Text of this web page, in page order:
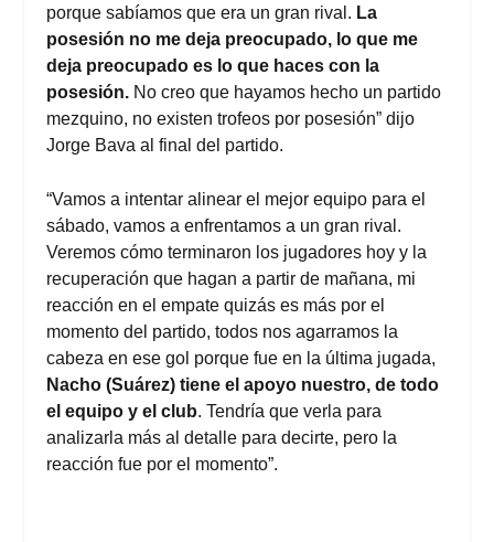
porque sabíamos que era un gran rival. La
posesión no me deja preocupado, lo que me
deja preocupado es lo que haces con la
posesión. No creo que hayamos hecho un partido
mezquino, no existen trofeos por posesión” dijo
Jorge Bava al final del partido.
“Vamos a intentar alinear el mejor equipo para el
sábado, vamos a enfrentamos a un gran rival.
Veremos cómo terminaron los jugadores hoy y la
recuperación que hagan a partir de mañana, mi
reacción en el empate quizás es más por el
momento del partido, todos nos agarramos la
cabeza en ese gol porque fue en la última jugada,
Nacho (Suárez) tiene el apoyo nuestro, de todo
el equipo y el club. Tendría que verla para
analizarla más al detalle para decirte, pero la
reacción fue por el momento”.